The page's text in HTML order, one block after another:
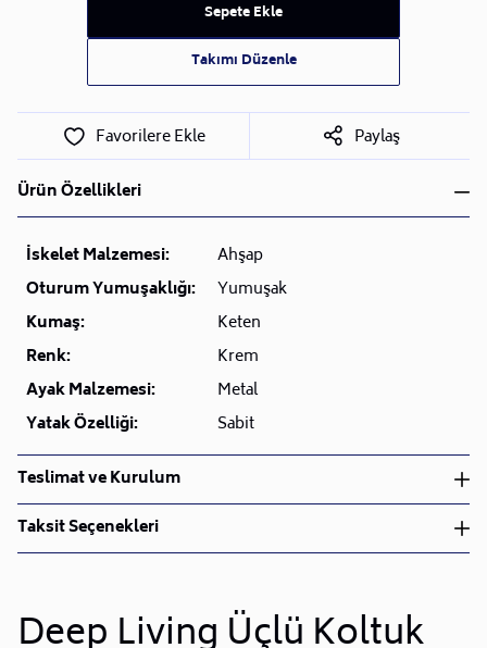
Sepete Ekle
Takımı Düzenle
Favorilere Ekle
Paylaş
Ürün Özellikleri
İskelet Malzemesi:
Ahşap
Oturum Yumuşaklığı:
Yumuşak
Kumaş:
Keten
Renk:
Krem
Ayak Malzemesi:
Metal
Yatak Özelliği:
Sabit
Teslimat ve Kurulum
Teslimat ve Kurulum
• Siparişlerinizi aldıktan sonra en kısa sürede işleme
•Kargo süreçlerimizi güçlü lojistik ağımızla
Taksit Seçenekleri
Deep Living Üçlü Koltuk